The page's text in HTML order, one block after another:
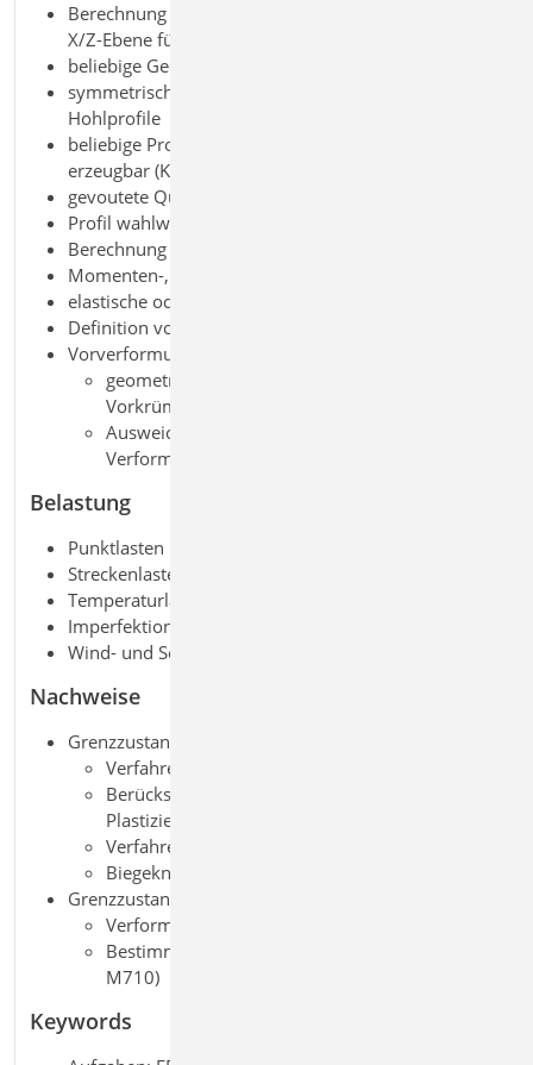
Berechnung für ebene 2D-Stabwerke (senkrechte
X/Z-Ebene für z.B. Rahmen)
beliebige Geometrie
symmetrische und unsymmetrische Walzprofile,
Hohlprofile
beliebige Profile über den ProfilEditor oder S842.de
erzeugbar (KOMPLEX-Profile)
gevoutete Querschnitte
Profil wahlweise gedreht
Berechnung nach Theorie 1. und 2. Ordnung
Momenten-, Normalkraft- und Querkraftgelenke
elastische oder einseitige Gelenke
Definition von Arbeitslinien für Gelenke
Vorverformungen (in der Ebene)
geometrische Vorverdrehungen und
Vorkrümmungen
Ausweichrichtung affin zur Knick- oder
Verformungsfigur
Belastung
Punktlasten in der Ebene (Kräfte und Momente)
Streckenlasten in der Ebene
Temperaturlasten
Imperfektionen
Wind- und Schneelasten (über M031.de)
Nachweise
Grenzzustand der Tragfähigkeit, EC 3
Verfahren Elastisch-Elastisch
Berücksichtigung örtlich begrenzter
Plastizierung
Verfahren Elastisch-Plastisch
Biegeknicken und Biegedrillknicken
Grenzzustand der Gebrauchstauglichkeit, EC 3
Verformungen
Bestimmung der Eigenfrequenz (erfordert
M710)
Keywords